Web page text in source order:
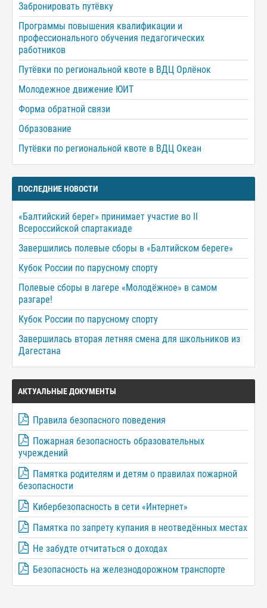
Забронировать путёвку
Программы повышения квалификации и
профессионального обучения педагогических
работников
Путёвки по региональной квоте в ВДЦ Орлёнок
Молодежное движение ЮИТ
Форма обратной связи
Образование
Путёвки по региональной квоте в ВДЦ Океан
ПОСЛЕДНИЕ НОВОСТИ
«Балтийский берег» принимает участие во II
Всероссийской спартакиаде
Завершились полевые сборы в «Балтийском береге»
Кубок России по парусному спорту
Полевые сборы в лагере «Молодёжное» в самом
разгаре!
Кубок России по парусному спорту
Завершилась вторая летняя смена для школьников из
Дагестана
АКТУАЛЬНЫЕ ДОКУМЕНТЫ
Правила безопасного поведения
Пожарная безопасность образовательных
учреждений
Памятка родителям и детям о правилах пожарной
безопасности
Кибербезопасность в сети «Интернет»
Памятка по запрету купания в неотведённых местах
Не забудте отчитаться о доходах
Безопасность на железнодорожном транспорте